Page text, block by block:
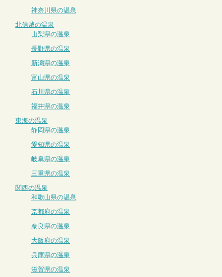
神奈川県の温泉
北信越の温泉
山梨県の温泉
長野県の温泉
新潟県の温泉
富山県の温泉
石川県の温泉
福井県の温泉
東海の温泉
静岡県の温泉
愛知県の温泉
岐阜県の温泉
三重県の温泉
関西の温泉
和歌山県の温泉
京都府の温泉
奈良県の温泉
大阪府の温泉
兵庫県の温泉
滋賀県の温泉